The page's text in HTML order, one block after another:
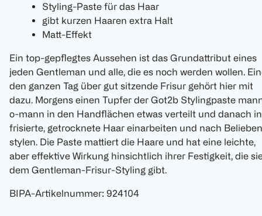
Styling-Paste für das Haar
gibt kurzen Haaren extra Halt
Matt-Effekt
Ein top-gepflegtes Aussehen ist das Grundattribut eines
jeden Gentleman und alle, die es noch werden wollen.
den ganzen Tag über gut sitzende Frisur gehört hier mit
dazu. Morgens einen Tupfer der Got2b Stylingpaste
o-mann in den Handflächen etwas verteilt und danach
frisierte, getrocknete Haar einarbeiten und nach Belieben
stylen. Die Paste mattiert die Haare und hat eine leichte,
aber effektive Wirkung hinsichtlich ihrer Festigkeit, die
dem Gentleman-Frisur-Styling gibt.
BIPA-Artikelnummer: 924104